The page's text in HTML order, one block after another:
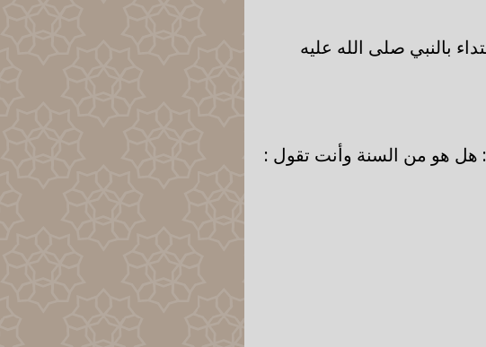
بالنبي صلى الله عليه
هل هو من السنة وأنت تقول :